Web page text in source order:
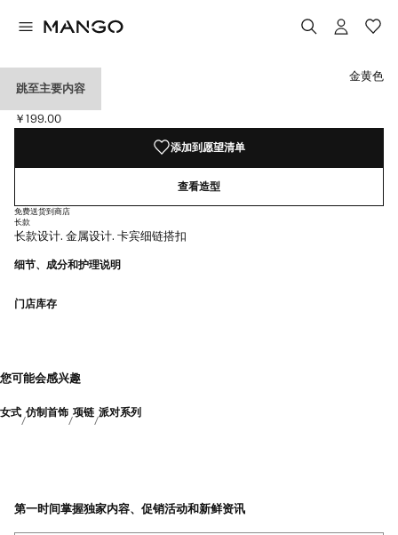
跳至主要内容
长项链
当前价格 [￥199.00 ]
￥199.00
选择颜色
已选择颜色金黄色
颜色 银灰色
金黄色
添加到愿望清单
查看造型
免费送货到商店
长款
长款设计. 金属设计. 卡宾细链搭扣
细节、成分和护理说明
门店库存
您可能会感兴趣
女式 仿制首饰 项链 派对系列
第一时间掌握独家内容、促销活动和新鲜资讯